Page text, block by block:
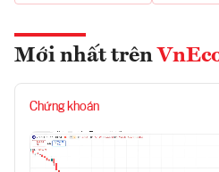
Mới nhất trên
Chứng khoán